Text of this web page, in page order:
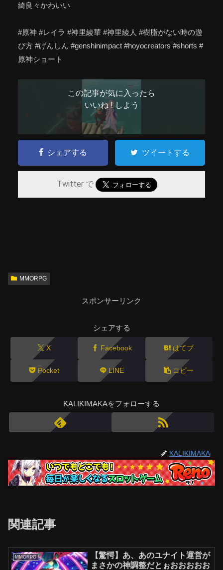
綺良々かわいい
#原神 #レイラ #神里綾華 #神里綾人 #樹脂がない時の遊
び方 #げんしん #genshinimpact #hoyocreators #shorts #
原神ショート
この記事が気に入ったら
いいね ! しよう
シェアする ツイートする
Twitter で
MMORPG
スポンサーリンク
シェアする
X Facebook はてブ
Pocket LINE コピー
KALIKIMAKAをフォローする
KALIKIMAKA
関連記事
MMORPG
【驚愕】あ、あのユナイト運営が
まさかの神調整だとぉおおおおお